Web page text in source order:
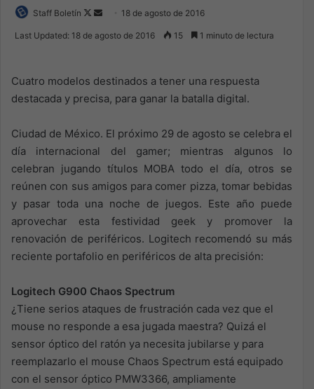
Staff Boletín
Follow
Send 18 de agosto de 2016
Last Updated: 18 de agosto de 2016 15 1 minuto de lectura
Cuatro modelos destinados a tener una respuesta
destacada y precisa, para ganar la batalla digital.
Ciudad de México. El próximo 29 de agosto se celebra el
día internacional del gamer; mientras algunos lo
celebran jugando títulos MOBA todo el día, otros se
reúnen con sus amigos para comer pizza, tomar bebidas
y pasar toda una noche de juegos. Este año puede
aprovechar esta festividad geek y promover la
renovación de periféricos. Logitech recomendó su más
reciente portafolio en periféricos de alta precisión:
Logitech G900 Chaos Spectrum
¿Tiene serios ataques de frustración cada vez que el
mouse no responde a esa jugada maestra? Quizá el
sensor óptico del ratón ya necesita jubilarse y para
reemplazarlo el mouse Chaos Spectrum está equipado
con el sensor óptico PMW3366, ampliamente